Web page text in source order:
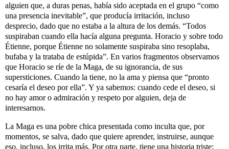
alguien que, a duras penas, había sido aceptada en el grupo “como
una presencia inevitable”, que producía irritación, incluso
desprecio, dado que no estaba a la altura de los demás. “Todos
suspiraban cuando ella hacía alguna pregunta. Horacio y sobre todo
Étienne, porque Étienne no solamente suspiraba sino resoplaba,
bufaba y la trataba de estúpida”. En varios fragmentos observamos
que Horacio se ríe de la Maga, de su ignorancia, de sus
supersticiones. Cuando la tiene, no la ama y piensa que “pronto
cesaría el deseo por ella”. Y ya sabemos: cuando cede el deseo, si
no hay amor o admiración y respeto por alguien, deja de
interesarnos.
La Maga es una pobre chica presentada como inculta que, por
momentos, se salva, dado que quiere aprender, instruirse, aunque
eso, incluso, los irrita más. Por otra parte, tiene una historia triste: